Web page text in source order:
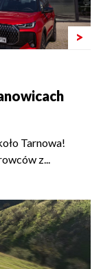
>
Tarnowa!
z...